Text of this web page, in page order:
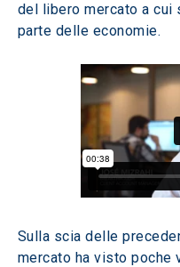
del libero mercato a cui
parte delle economie.
Sulla scia delle
mercato ha visto poche